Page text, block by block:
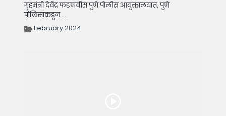
गृहमंत्री देवेंद्र फडणवीस पुणे पोलीस आयुक्तालयात, पुणे
पोलिसांकडून ...
February 2024